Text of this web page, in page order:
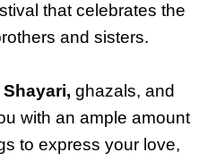
that celebrates the
and sisters.
ghazals, and
with an ample amount
to express your love,